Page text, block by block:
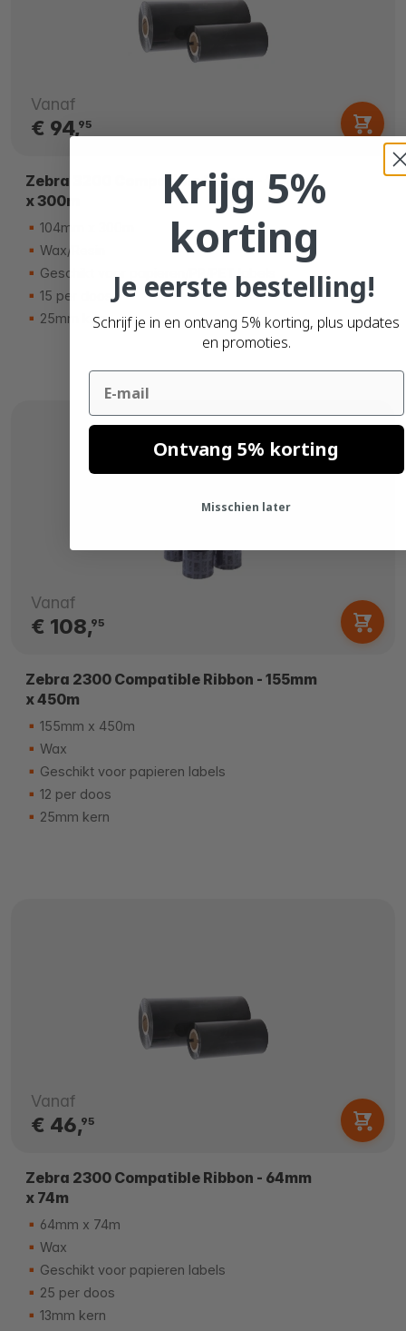
Vanaf
€ 94,95
Zebra 3200 Compatible Ribbon - 104mm
x 300m
104mm x 300m
Wax/Resin
Geschikt voor papieren/PP/PET labels
15 per doos
25mm kern
Vanaf
€ 108,95
Zebra 2300 Compatible Ribbon - 155mm
x 450m
155mm x 450m
Wax
Geschikt voor papieren labels
12 per doos
25mm kern
Vanaf
€ 46,95
Zebra 2300 Compatible Ribbon - 64mm
x 74m
64mm x 74m
Wax
Geschikt voor papieren labels
25 per doos
13mm kern
Krijg 5%
korting
Je eerste bestelling!
Schrijf je in en ontvang 5% korting, plus updates
en promoties.
Email
Ontvang 5% korting
Misschien later